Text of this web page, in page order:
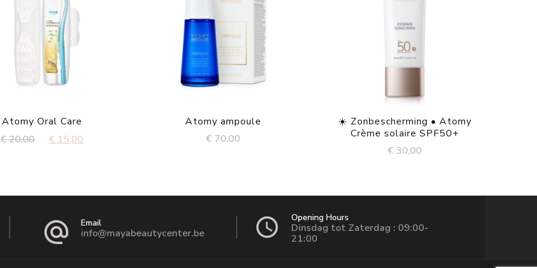
Atomy Oral Care
€20,00
Original
€ 15,00
Atomy ampoule
€ 70,00
☀️ Zonbescherming • Atomy
Crème solaire SPF50+
€ 30,00
Email
info@mayabeautycenter.be
Opening Hours
Dinsdag tot Zaterdag : 09:00-
21:00